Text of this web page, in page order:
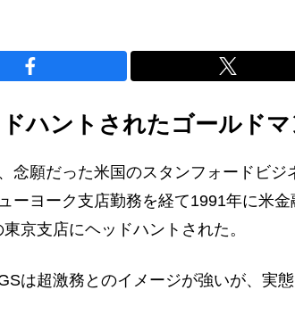
ハントされたゴールド
念願だった米国のスタンフォードビジ
ーヨーク支店勤務を経て1991年に米
東京支店にヘッドハントされた。
は超激務とのイメージが強いが、実態